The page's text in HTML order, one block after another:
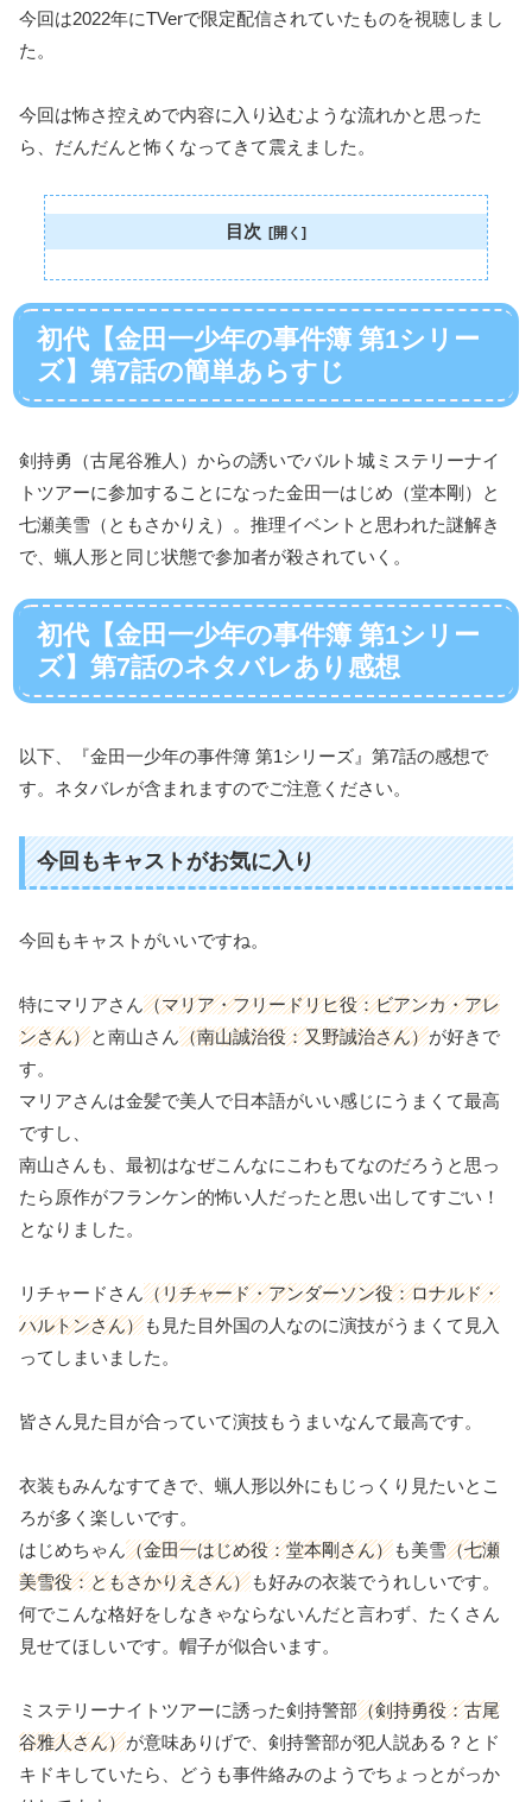
今回は2022年にTVerで限定配信されていたものを視聴しまし
た。
今回は怖さ控えめで内容に入り込むような流れかと思った
ら、だんだんと怖くなってきて震えました。
目次
初代【金田一少年の事件簿 第1シリー
ズ】第7話の簡単あらすじ
剣持勇（古尾谷雅人）からの誘いでバルト城ミステリーナイ
トツアーに参加することになった金田一はじめ（堂本剛）と
七瀬美雪（ともさかりえ）。推理イベントと思われた謎解き
で、蝋人形と同じ状態で参加者が殺されていく。
初代【金田一少年の事件簿 第1シリー
ズ】第7話のネタバレあり感想
以下、『金田一少年の事件簿 第1シリーズ』第7話の感想で
す。ネタバレが含まれますのでご注意ください。
今回もキャストがお気に入り
今回もキャストがいいですね。
特にマリアさん（マリア・フリードリヒ役：ビアンカ・アレ
ンさん）と南山さん（南山誠治役：又野誠治さん）が好きで
す。
マリアさんは金髪で美人で日本語がいい感じにうまくて最高
ですし、
南山さんも、最初はなぜこんなにこわもてなのだろうと思っ
たら原作がフランケン的怖い人だったと思い出してすごい！
となりました。
リチャードさん（リチャード・アンダーソン役：ロナルド・
ハルトンさん）も見た目外国の人なのに演技がうまくて見入
ってしまいました。
皆さん見た目が合っていて演技もうまいなんて最高です。
衣装もみんなすてきで、蝋人形以外にもじっくり見たいとこ
ろが多く楽しいです。
はじめちゃん（金田一はじめ役：堂本剛さん）も美雪（七瀬
美雪役：ともさかりえさん）も好みの衣装でうれしいです。
何でこんな格好をしなきゃならないんだと言わず、たくさん
見せてほしいです。帽子が似合います。
ミステリーナイトツアーに誘った剣持警部（剣持勇役：古尾
谷雅人さん）が意味ありげで、剣持警部が犯人説ある？とド
キドキしていたら、どうも事件絡みのようでちょっとがっか